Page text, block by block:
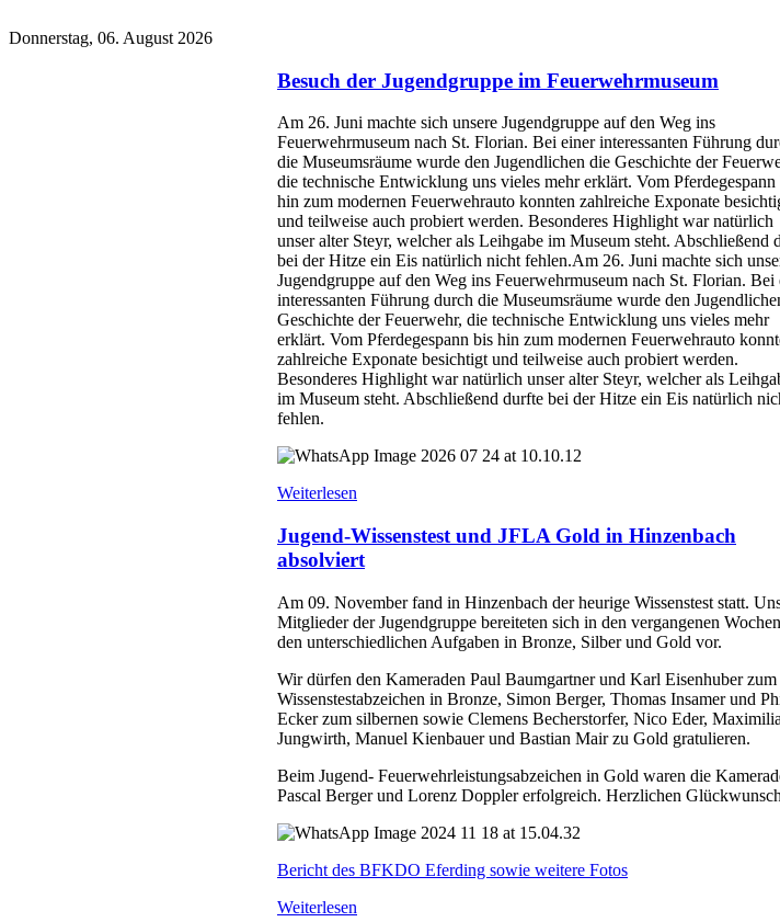
Donnerstag, 06. August 2026
Besuch der Jugendgruppe im Feuerwehrmuseum
Am 26. Juni machte sich unsere Jugendgruppe auf den Weg ins
Feuerwehrmuseum nach St. Florian. Bei einer interessanten Führung
die Museumsräume wurde den Jugendlichen die Geschichte der
die technische Entwicklung uns vieles mehr erklärt. Vom Pferdegespann
hin zum modernen Feuerwehrauto konnten zahlreiche Exponate
und teilweise auch probiert werden. Besonderes Highlight war natürlich
unser alter Steyr, welcher als Leihgabe im Museum steht. Abschließend
bei der Hitze ein Eis natürlich nicht fehlen.Am 26. Juni machte sich
Jugendgruppe auf den Weg ins Feuerwehrmuseum nach St. Florian. Bei
interessanten Führung durch die Museumsräume wurde den
Geschichte der Feuerwehr, die technische Entwicklung uns vieles mehr
erklärt. Vom Pferdegespann bis hin zum modernen Feuerwehrauto
zahlreiche Exponate besichtigt und teilweise auch probiert werden.
Besonderes Highlight war natürlich unser alter Steyr, welcher als
im Museum steht. Abschließend durfte bei der Hitze ein Eis natürlich
fehlen.
Weiterlesen
Jugend-Wissenstest und JFLA Gold in Hinzenbach
absolviert
Am 09. November fand in Hinzenbach der heurige Wissenstest statt.
Mitglieder der Jugendgruppe bereiteten sich in den vergangenen
den unterschiedlichen Aufgaben in Bronze, Silber und Gold vor.
Wir dürfen den Kameraden Paul Baumgartner und Karl Eisenhuber zum
Wissenstestabzeichen in Bronze, Simon Berger, Thomas Insamer und
Ecker zum silbernen sowie Clemens Becherstorfer, Nico Eder,
Jungwirth, Manuel Kienbauer und Bastian Mair zu Gold gratulieren.
Beim Jugend- Feuerwehrleistungsabzeichen in Gold waren die
Pascal Berger und Lorenz Doppler erfolgreich. Herzlichen
Bericht des BFKDO Eferding sowie weitere Fotos
Weiterlesen